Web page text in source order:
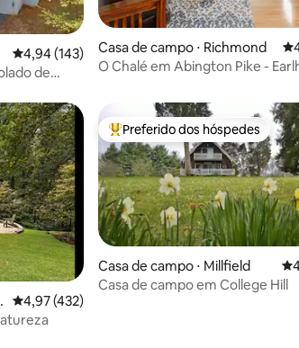
4,94 de uma avaliação média de 5, 143
4,94 (143)
de
Casa de campo ⋅ Richmond
O Chalé em Abington Pike -
hóspedes
4,97 de uma avaliação média de 5, 432
4,97 (432)
Entre os melhores preferidos
Preferido dos hóspedes
Casa de campo ⋅ Millfield
Casa de campo em College Hill